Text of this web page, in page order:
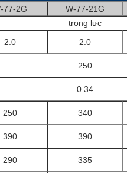
77-2G
W-77-21G
trọng lực
2.0
2.0
250
0.34
250
340
390
390
290
335